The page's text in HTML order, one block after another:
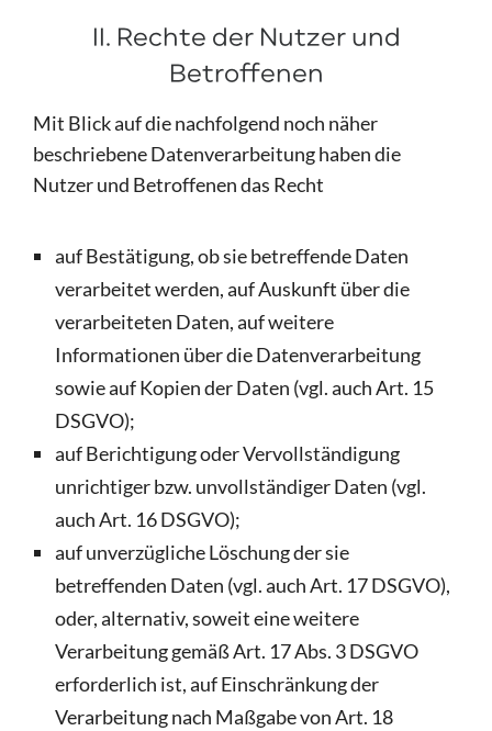
II. Rechte der Nutzer und
Betroffenen
Mit Blick auf die nachfolgend noch näher
beschriebene Datenverarbeitung haben die
Nutzer und Betroffenen das Recht
auf Bestätigung, ob sie betreffende Daten
verarbeitet werden, auf Auskunft über die
verarbeiteten Daten, auf weitere
Informationen über die Datenverarbeitung
sowie auf Kopien der Daten (vgl. auch Art. 15
DSGVO);
auf Berichtigung oder Vervollständigung
unrichtiger bzw. unvollständiger Daten (vgl.
auch Art. 16 DSGVO);
auf unverzügliche Löschung der sie
betreffenden Daten (vgl. auch Art. 17 DSGVO),
oder, alternativ, soweit eine weitere
Verarbeitung gemäß Art. 17 Abs. 3 DSGVO
erforderlich ist, auf Einschränkung der
Verarbeitung nach Maßgabe von Art. 18